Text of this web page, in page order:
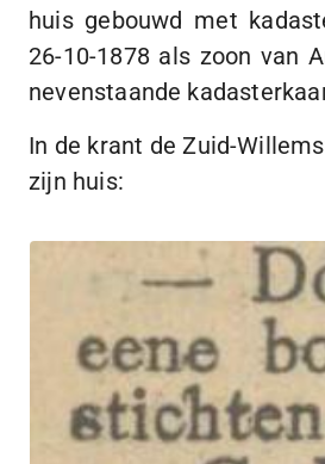
huis gebouwd met
26-10-1878 als zoon van
nevenstaande
In de krant deZuid-
zijn huis: